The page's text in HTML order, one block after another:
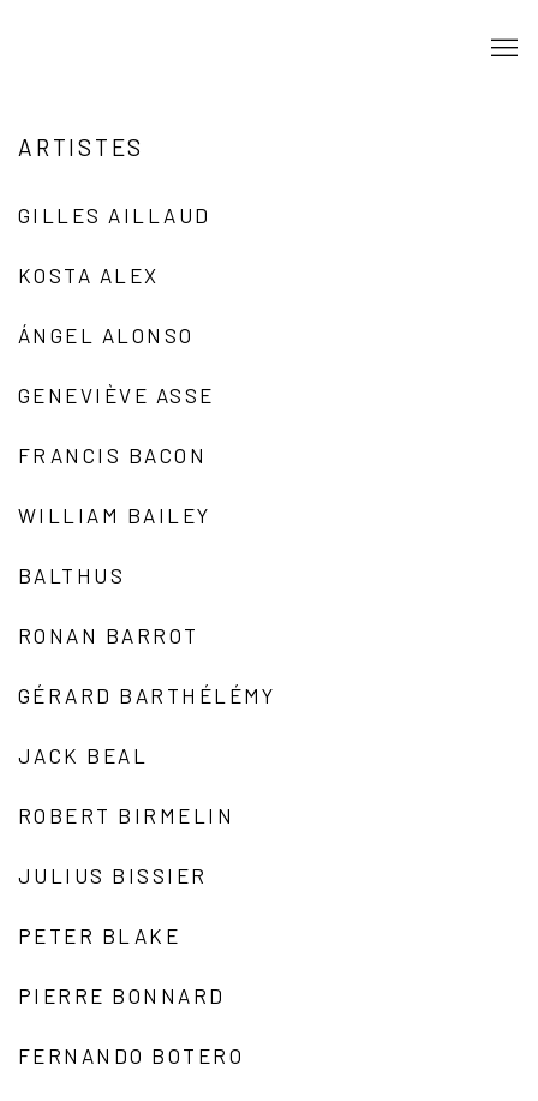
ARTISTES
GILLES AILLAUD
KOSTA ALEX
ÁNGEL ALONSO
GENEVIÈVE ASSE
FRANCIS BACON
WILLIAM BAILEY
BALTHUS
RONAN BARROT
GÉRARD BARTHÉLÉMY
JACK BEAL
ROBERT BIRMELIN
JULIUS BISSIER
PETER BLAKE
PIERRE BONNARD
FERNANDO BOTERO